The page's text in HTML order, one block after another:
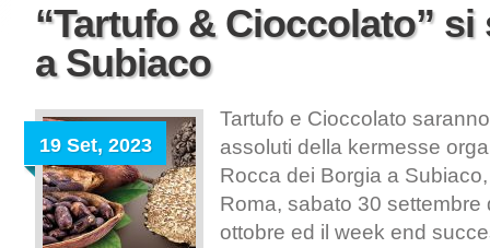
“Tartufo & Cioccolato”
a Subiaco
19 Set, 2023
Tartufo e Cioccolato
assoluti della kermesse
Rocca dei Borgia a
Roma, sabato 30 settembre
ottobre ed il week end